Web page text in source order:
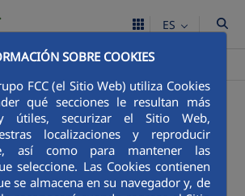
principal
SOBRE COOKIES
FCC (el Sitio Web) utiliza Cookies
qué secciones le resultan más
útiles, securizar el Sitio Web,
localizaciones y reproducir
así como para mantener las
seleccione. Las Cookies contienen
se almacena en su navegador y, de
ES
- old